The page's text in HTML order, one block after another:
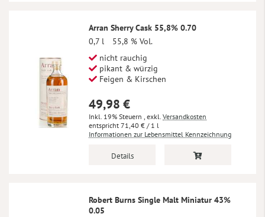
Arran Sherry Cask 55,8% 0.70
0,7 l
55,8 % Vol.
nicht rauchig
pikant & würzig
Feigen & Kirschen
49,98 €
Inkl. 19% Steuern , exkl. Versandkosten
71,40 € / 1 l
Informationen zur Lebensmittel Kennzeichnung
Details
Robert Burns Single Malt Miniatur 43%
0.05